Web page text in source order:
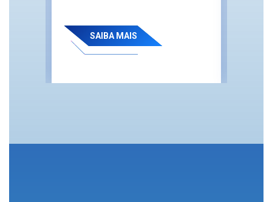
SAIBA MAIS